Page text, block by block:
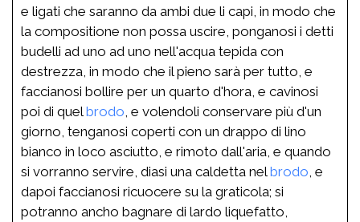
e ligati che saranno da ambi due li capi, in modo che
la compositione non possa uscire, ponganosi i detti
budelli ad uno ad uno nell'acqua tepida con
destrezza, in modo che il pieno sarà per tutto, e
faccianosi bollire per un quarto d'hora, e cavinosi
poi di quelbrodo , e volendoli conservare più d'un
giorno, tenganosi coperti con un drappo di lino
bianco in loco asciutto, e rimoto dall'aria, e quando
si vorranno servire, diasi una caldetta nelbrodo , e
dapoi faccianosi ricuocere su la graticola; si
potranno ancho bagnare di lardo liquefatto,